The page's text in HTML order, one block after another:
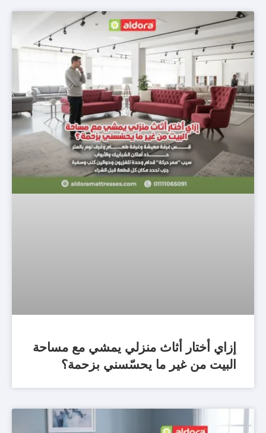
إزاي أختار أثاث منزلي يمشي مع مساحة
البيت من غير ما يحسّسني بزحمة؟